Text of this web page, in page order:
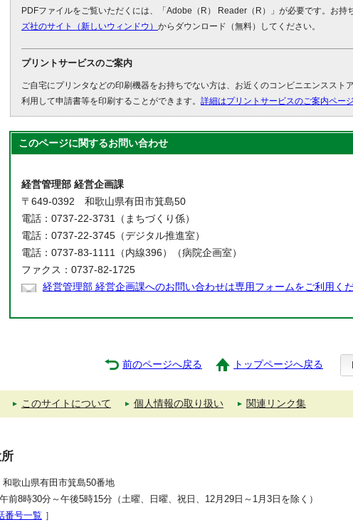
PDFファイルをご覧いただくには、「Adobe（R） Reader（R）」が必要です。お持
ズ社のサイト（新しいウィンドウ） からダウンロード（無料）してください。
プリントサービスのご案内
ご自宅にプリンタなどの印刷機器をお持ちでない方は、お近くのコンビニエンススト
利用して申請書等を印刷することができます。 詳細はプリントサービスのご案内ページ
このページに関するお問い合わせ
経営管理部 経営企画課
〒649-0392 和歌山県有田市箕島50
電話：0737-22-3731（まちづくり係）
電話：0737-22-3745（デジタル推進室）
電話：0737-83-1111（内線396）（病院企画室）
ファクス：0737-82-1725
経営管理部 経営企画課へのお問い合わせは専用フォームをご利用くだ
前のページへ戻る トップページへ戻る
このサイトについて 個人情報の取り扱い 関連リンク集
和歌山県有田市箕島50番地
前8時30分～午後5時15分（土曜、日曜、祝日、12月29日～1月3日を除く）
番号一覧 ］